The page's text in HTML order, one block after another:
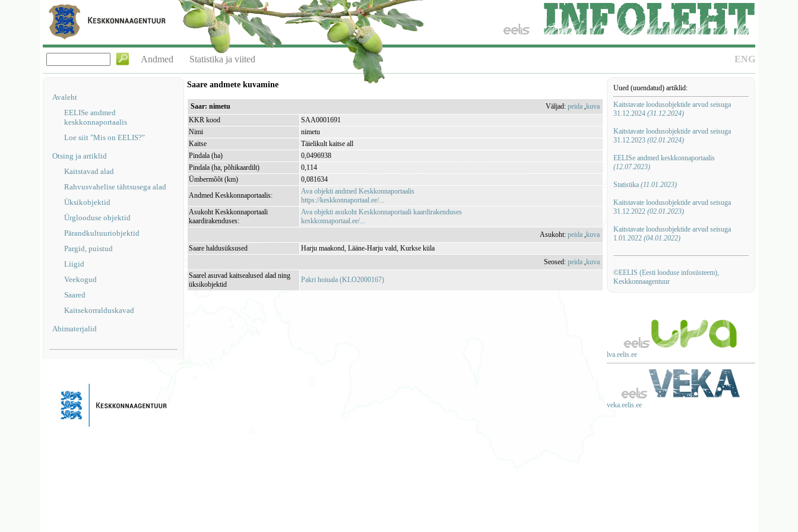
ENG
Andmed Statistika ja viited
Avaleht
EELISe andmed
keskkonnaportaalis
Loe siit "Mis on EELIS?"
Otsing ja artiklid
Kaitstavad alad
Rahvusvahelise tähtsusega alad
Üksikobjektid
Ürglooduse objektid
Pärandkultuuriobjektid
Pargid, puistud
Liigid
Veekogud
Saared
Kaitsekorralduskavad
Abimaterjalid
Uued (uuendatud) artiklid:
Kaitstavate loodusobjektide arvud seisuga
31.12.2024 (31.12.2024)
Kaitstavate loodusobjektide arvud seisuga
31.12.2023 (02.01.2024)
EELISe andmed keskkonnaportaalis
(12.07.2023)
Statistika (11.01.2023)
Kaitstavate loodusobjektide arvud seisuga
31.12.2022 (02.01.2023)
Kaitstavate loodusobjektide arvud seisuga
1.01.2022 (04.01.2022)
©EELIS (Eesti looduse infosüsteem),
Keskkonnaagentuur
lva.eelis.ee
veka.eelis.ee
Saare andmete kuvamine
Saar: nimetu Väljad:peida ,kuva
KKR kood
SAA0001691
Nimi
nimetu
Kaitse
Täielikult kaitse all
Pindala (ha)
0,0496938
Pindala (ha, põhikaardilt)
0,114
Ümbermõõt (km)
0,081634
Andmed Keskkonnaportaalis:
Ava objekti andmed Keskkonnaportaalis
https://keskkonnaportaal.ee/...
Asukoht Keskkonnaportaali
kaardirakenduses:
Ava objekti asukoht Keskkonnaportaali kaardirakenduses
keskkonnaportaal.ee/...
Asukoht:peida ,kuva
Saare haldusüksused
Harju maakond, Lääne-Harju vald, Kurkse küla
Seosed:peida ,kuva
Saarel asuvad kaitsealused alad ning
üksikobjektid
Pakri hoiuala (KLO2000167)